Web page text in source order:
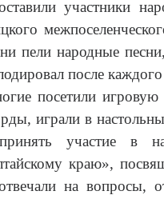
участники
пели народные
после
посетили
играли в
участие в
краю»,
на вопросы,